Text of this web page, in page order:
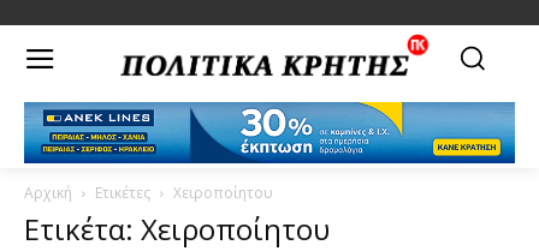
Αρχική Ετικέτες Χειροποίητου
Ετικέτα: Χειροποίητου